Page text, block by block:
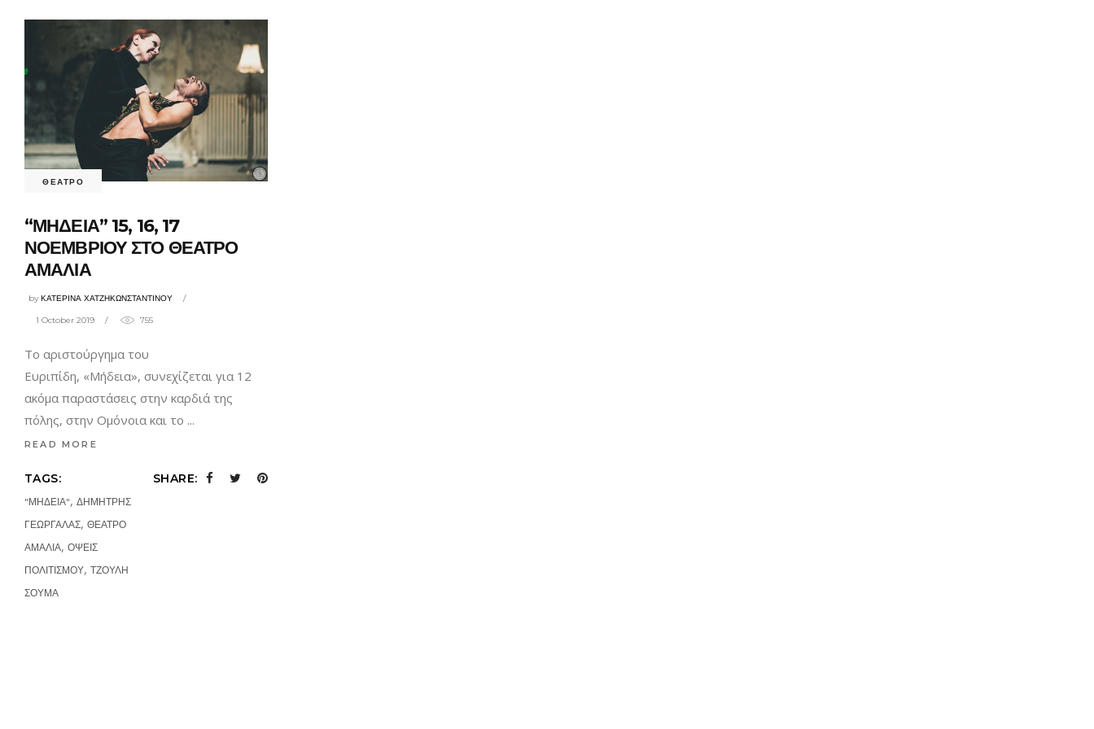
ΘΕΑΤΡΟ
“ΜΗΔΕΙΑ” 15, 16, 17
ΝΟΕΜΒΡΙΟΥ ΣΤΟ ΘΕΑΤΡΟ
ΑΜΑΛΙΑ
byΚΑΤΕΡΙΝΑ ΧΑΤΖΗΚΩΝΣΤΑΝΤΙΝΟΥ
1 October 2019 755
Το αριστούργημα του
Ευριπίδη, «Μήδεια», συνεχίζεται για 12
ακόμα παραστάσεις στην καρδιά της
πόλης, στην Ομόνοια και το
READ MORE
TAGS:
"ΜΗΔΕΙΑ", ΔΗΜΗΤΡΗΣ
ΓΕΩΡΓΑΛΑΣ, ΘΕΑΤΡΟ
ΑΜΑΛΙΑ, ΟΨΕΙΣ
ΠΟΛΙΤΙΣΜΟΥ, ΤΖΟΥΛΗ
ΣΟΥΜΑ
SHARE: